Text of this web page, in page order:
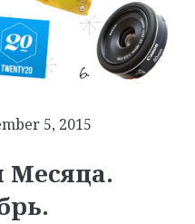
5, 2015